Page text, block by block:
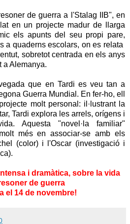
de guerra a l'Stalag IIB", en
en un projecte madur de llarga
els apunts del seu propi pare,
a quaderns escolars, on es relata
sobretot centrada en els anys
a Alemanya.
que en Tardi es veu tan a
Guerra Mundial. En fer-ho, ell
molt personal: il·lustrant la
Tardi explora les arrels, orígens i
Aquesta "novel·la familiar"
més en associar-se amb els
(color) i l'Oscar (investigació i
i dramàtica, sobre la vida
de guerra
el 14 de novembre!